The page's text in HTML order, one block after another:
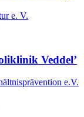
e. V.
Veddel’
e.V.